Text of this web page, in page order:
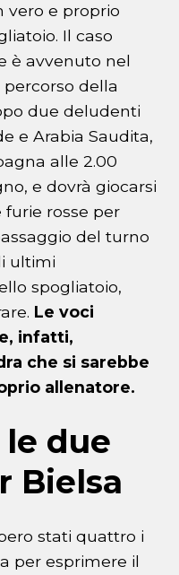
vero e proprio
Il caso
è avvenuto nel
della
due deludenti
e Arabia Saudita,
alle 2.00
e dovrà giocarsi
rosse per
del turno
ultimi
spogliatoio,
Le voci
infatti,
che si sarebbe
allenatore.
due
Bielsa
stati quattro i
per esprimere il